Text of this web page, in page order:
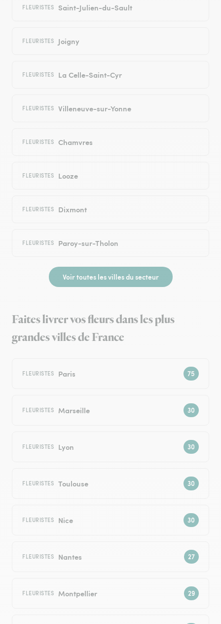
FLEURISTES Saint-Julien-du-Sault
FLEURISTES Joigny
FLEURISTES La Celle-Saint-Cyr
FLEURISTES Villeneuve-sur-Yonne
FLEURISTES Chamvres
FLEURISTES Looze
FLEURISTES Dixmont
FLEURISTES Paroy-sur-Tholon
Voir toutes les villes du secteur
Faites livrer vos fleurs dans les plus
grandes villes de France
FLEURISTES Paris
FLEURISTES Marseille
FLEURISTES Lyon
FLEURISTES Toulouse
FLEURISTES Nice
FLEURISTES Nantes
FLEURISTES Montpellier